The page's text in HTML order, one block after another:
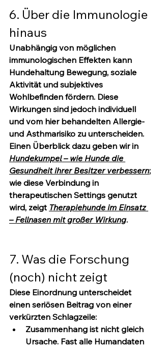
6. Über die Immunologie
hinaus
Unabhängig von möglichen
immunologischen Effekten kann
Hundehaltung Bewegung, soziale
Aktivität und subjektives
Wohlbefinden fördern. Diese
Wirkungen sind jedoch individuell
und vom hier behandelten Allergie-
und Asthmarisiko zu unterscheiden.
Einen Überblick dazu geben wir in
Hundekumpel – wie Hunde die
Gesundheit ihrer Besitzer verbessern;
wie diese Verbindung in
therapeutischen Settings genutzt
wird, zeigt Therapiehunde im Einsatz
– Fellnasen mit großer Wirkung.
7. Was die Forschung
(noch) nicht zeigt
Diese Einordnung unterscheidet
einen seriösen Beitrag von einer
verkürzten Schlagzeile:
Zusammenhang ist nicht gleich
Ursache. Fast alle Humandaten